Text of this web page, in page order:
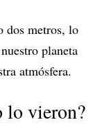
dos metros, lo
planeta
atmósfera.
lo vieron?